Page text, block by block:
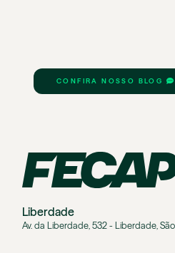
CONFIRA NOSSO BLOG
Liberdade
Av. da Liberdade, 532 - Liberdade,